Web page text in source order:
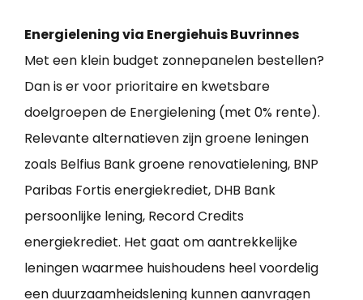
Energielening via Energiehuis Buvrinnes
Met een klein budget zonnepanelen bestellen?
Dan is er voor prioritaire en kwetsbare
doelgroepen de Energielening (met 0% rente).
Relevante alternatieven zijn groene leningen
zoals Belfius Bank groene renovatielening, BNP
Paribas Fortis energiekrediet, DHB Bank
persoonlijke lening, Record Credits
energiekrediet. Het gaat om aantrekkelijke
leningen waarmee huishoudens heel voordelig
een duurzaamheidslening kunnen aanvragen